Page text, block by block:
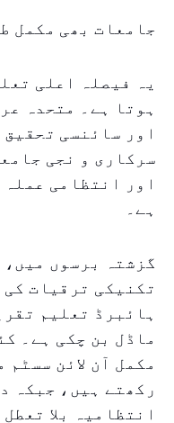
جامعات بھی مکمل
یہ فیصلہ اعلی
ہوتا ہے۔ متحدہ
اور سائنسی تحقیق
سرکاری و نجی
اور انتظامی
ہے۔
گزشتہ برسوں
تکنیکی ترقیات
ہائبرڈ تعلیم
ماڈل بن چکی ہے۔
مکمل آن لائن سسٹم
رکھتے ہیں، جبکہ
انتظامیہ بلا